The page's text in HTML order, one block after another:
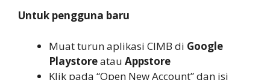
Untuk pengguna baru
Muat turun aplikasi CIMB di Google
Playstoreatau Appstore
Klik pada “Open New Account” dan isi